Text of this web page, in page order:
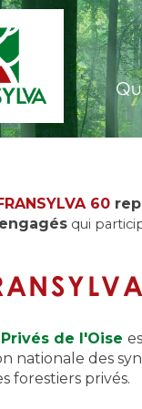
60
qui
de l'Oise
nationale des
forestiers privés.